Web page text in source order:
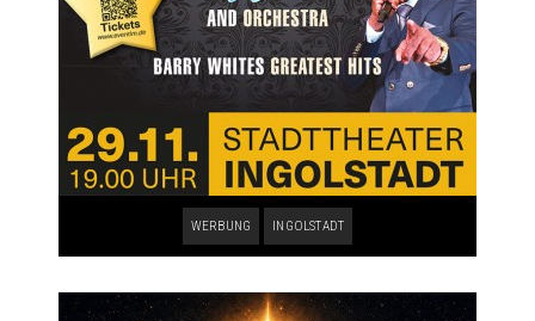
WERBUNG INGOLSTADT